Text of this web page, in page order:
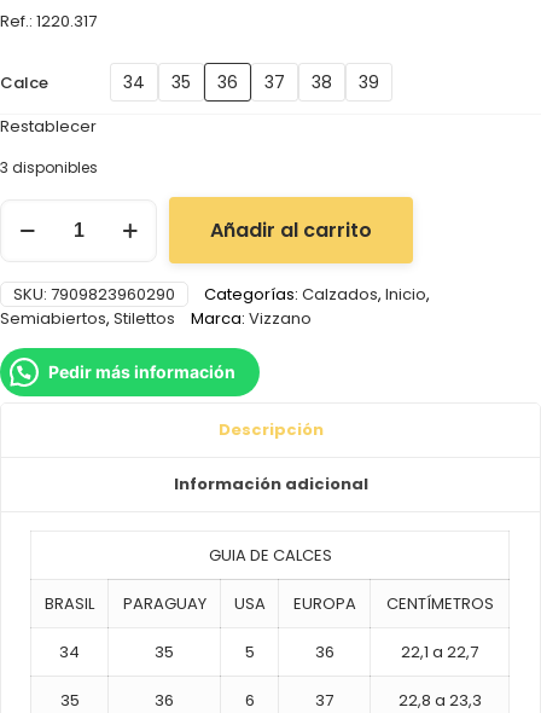
Ref.: 1220.317
Calce 34 35 36 37 38 39
Restablecer
3 disponibles
Añadir al carrito
SKU: 7909823960290 Categorías: Calzados, Inicio,
Semiabiertos, Stilettos Marca: Vizzano
Pedir más información
Descripción
Información adicional
GUIA DE CALCES
BRASIL PARAGUAY USA EUROPA CENTÍMETROS
34 35 5 36 22,1 a 22,7
35 36 6 37 22,8 a 23,3